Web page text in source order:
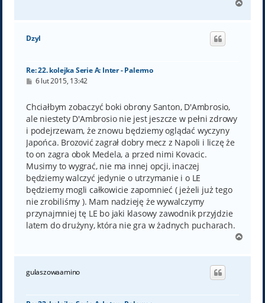
g
Dzyl
Re: 22. kolejka Serie A: Inter - Palermo
P
t
6 lut 2015, 13:42
Chciałbym zobaczyć boki obrony Santon, D'Ambrosio,
ale niestety D'Ambrosio nie jest jeszcze w pełni zdrowy
i podejrzewam, że znowu będziemy oglądać wyczyny
Japońca. Brozović zagrał dobry mecz z Napoli i liczę że
to on zagra obok Medela, a przed nimi Kovacic.
Musimy to wygrać, nie ma innej opcji, inaczej
będziemy walczyć jedynie o utrzymanie i o LE
będziemy mogli całkowicie zapomnieć ( jeżeli już tego
nie zrobiliśmy ). Mam nadzieję że wywalczymy
przynajmniej tę LE bo jaki klasowy zawodnik przyjdzie
latem do drużyny, która nie gra w żadnych pucharach.
g
gulaszowaamino